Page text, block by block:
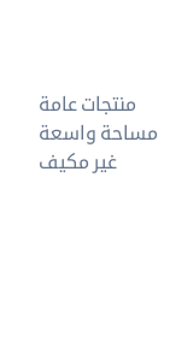
منتجات عامة
مساحة واسعة
غير مكيف